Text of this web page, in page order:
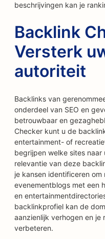
beschrijvingen kan je
Backlink
Versterk
autoriteit
Backlinks van
onderdeel van SEO en
betrouwbaar en
Checker kunt u de
entertainment- of
begrijpen welke sites
relevantie van deze
je kansen identificeren
evenementblogs met een
en
backlinkprofiel kan de
aanzienlijk verhogen en je
verbeteren.